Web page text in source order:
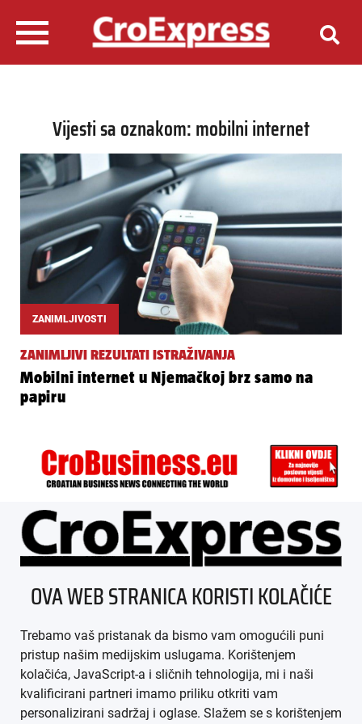
Vijesti sa oznakom: mobilni internet
ZANIMLJIVOSTI
ZANIMLJIVI REZULTATI ISTRAŽIVANJA
Mobilni internet u Njemačkoj brz samo na
papiru
ÜBER UNS
IMPRESSUM
AGB
DATENSCHUTZ
OVA WEB STRANICA KORISTI KOLAČIĆE
Trebamo vaš pristanak da bismo vam omogućili puni
pristup našim medijskim uslugama. Korištenjem
kolačića, JavaScript-a i sličnih tehnologija, mi i naši
kvalificirani partneri imamo priliku otkriti vam
personalizirani sadržaj i oglase. Slažem se s korištenjem